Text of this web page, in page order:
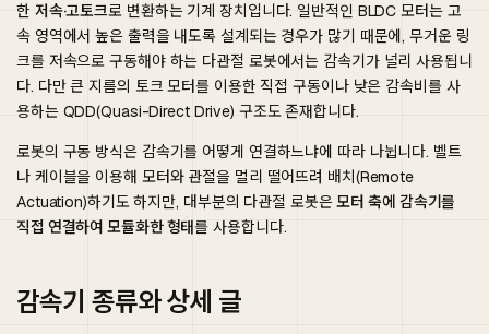
한 저속·고토크로 변환하는 기계 장치입니다. 일반적인 BLDC 모터는 고
속 영역에서 높은 출력을 내도록 설계되는 경우가 많기 때문에, 무거운 링
크를 저속으로 구동해야 하는 다관절 로봇에서는 감속기가 널리 사용됩니
다. 다만 큰 지름의 토크 모터를 이용한 직접 구동이나 낮은 감속비를 사
용하는 QDD(Quasi-Direct Drive) 구조도 존재합니다.
로봇의 구동 방식은 감속기를 어떻게 연결하느냐에 따라 나뉩니다. 벨트
나 케이블을 이용해 모터와 관절을 멀리 떨어뜨려 배치(Remote
Actuation)하기도 하지만, 대부분의 다관절 로봇은모터 축에 감속기를
직접 연결하여 모듈화한 형태를 사용합니다.
감속기 종류와 상세 글